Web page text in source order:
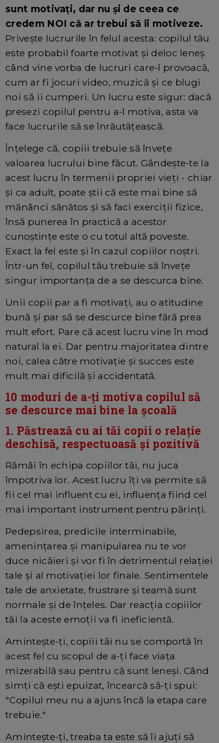
sunt motivați, dar nu și de ceea ce
credem NOI că ar trebui să îi motiveze.
Priveşte lucrurile în felul acesta: copilul tău
este probabil foarte motivat și deloc leneș
când vine vorba de lucruri care-l provoacă,
cum ar fi jocuri video, muzică și ce blugi
noi să ii cumperi. Un lucru este sigur: dacă
presezi copilul pentru a-l motiva, asta va
face lucrurile să se înrăutățească.
Înțelege că, copiii trebuie să înveţe
valoarea lucrului bine făcut. Gândeşte-te la
acest lucru în termenii propriei vieţi - chiar
și ca adult, poate știi că este mai bine să
mănânci sănătos și să faci exerciții fizice,
însă punerea în practică a acestor
cunoştinţe este o cu totul altă poveste.
Exact la fel este şi în cazul copiilor noştri.
Într-un fel, copilul tău trebuie să înveţe
singur importanța de a se descurca bine.
Unii copii par a fi motivați, au o atitudine
bună și par să se descurce bine fără prea
mult efort. Pare că acest lucru vine în mod
natural la ei. Dar pentru majoritatea dintre
noi, calea către motivaţie şi succes este
mult mai dificilă şi accidentată.
10 moduri de a-ți motiva copilul să
se descurce mai bine la școală
1. Păstrează cu ai tăi copii o relaţie
deschisă, respectuoasă și pozitivă
Rămâi în echipa copiilor tăi, nu juca
împotriva lor. Acest lucru îţi va permite să
fii cel mai influent cu ei, influenţa fiind cel
mai important instrument pentru părinți.
Pedepsirea, predicile interminabile,
amenințarea și manipularea nu te vor
duce nicăieri și vor fi în detrimentul relației
tale și al motivației lor finale. Sentimentele
tale de anxietate, frustrare și teamă sunt
normale și de înțeles. Dar reacția copiilor
tăi la aceste emoții va fi ineficientă.
Aminteşte-ţi, copiii tăi nu se comportă în
acest fel cu scopul de a-ţi face viața
mizerabilă sau pentru că sunt leneși. Când
simți că eşti epuizat, încearcă să-ţi spui:
"Copilul meu nu a ajuns încă la etapa care
trebuie."
Aminteşte-ţi, treaba ta este să îi ajuți să